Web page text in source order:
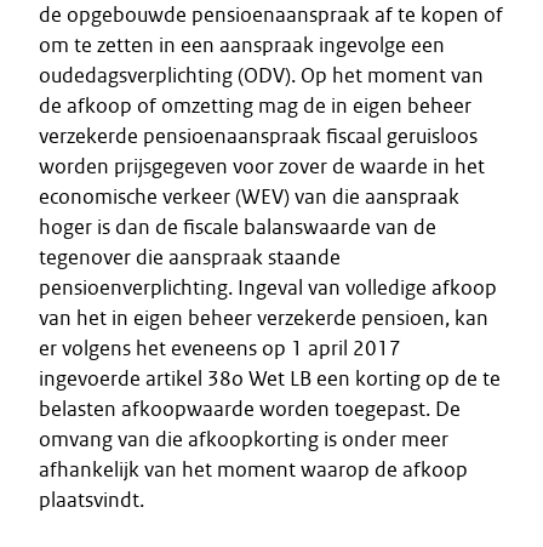
de opgebouwde pensioenaanspraak af te kopen of
om te zetten in een aanspraak ingevolge een
oudedagsverplichting (ODV). Op het moment van
de afkoop of omzetting mag de in eigen beheer
verzekerde pensioenaanspraak fiscaal geruisloos
worden prijsgegeven voor zover de waarde in het
economische verkeer (WEV) van die aanspraak
hoger is dan de fiscale balanswaarde van de
tegenover die aanspraak staande
pensioenverplichting. Ingeval van volledige afkoop
van het in eigen beheer verzekerde pensioen, kan
er volgens het eveneens op 1 april 2017
ingevoerde artikel 38o Wet LB een korting op de te
belasten afkoopwaarde worden toegepast. De
omvang van die afkoopkorting is onder meer
afhankelijk van het moment waarop de afkoop
plaatsvindt.